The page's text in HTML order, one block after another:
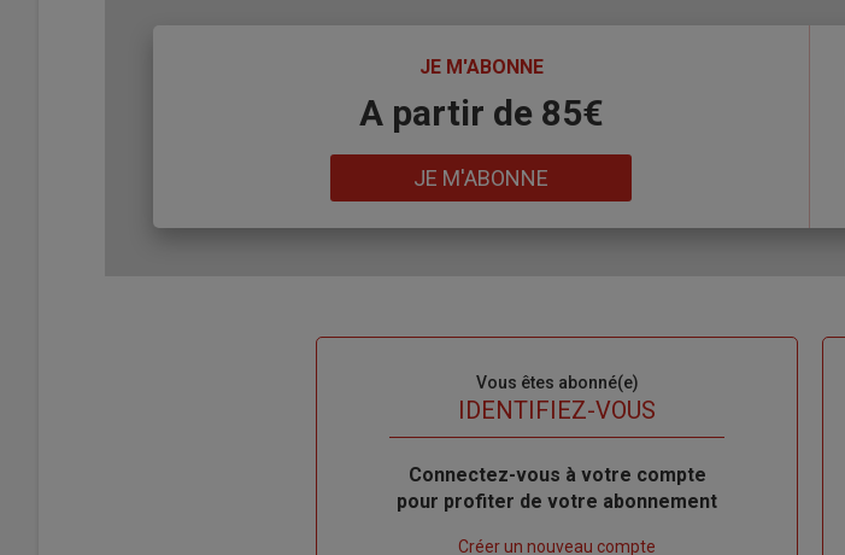
JE M'ABONNE
A partir de 85€
JE M'ABONNE
Vous êtes abonné(e)
IDENTIFIEZ-VOUS
Body
Connectez-vous à votre compte
pour profiter de votre abonnement
Créer un nouveau compte